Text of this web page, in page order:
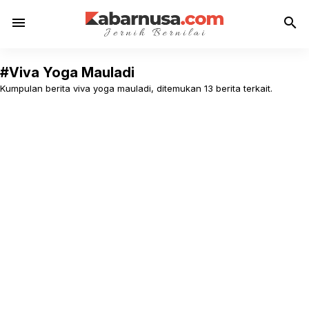
menu search
#Viva Yoga Mauladi
Kumpulan berita viva yoga mauladi, ditemukan 13 berita terkait.